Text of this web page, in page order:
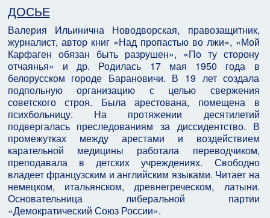
ДОСЬЕ
Валерия Ильинична Новодворская, правозащитник,
журналист, автор книг «Над пропастью во лжи», «Мой
Карфаген обязан быть разрушен», «По ту сторону
отчаянья» и др. Родилась 17 мая 1950 года в
белорусском городе Барановичи. В 19 лет создала
подпольную организацию с целью свержения
советского строя. Была арестована, помещена в
психбольницу. На протяжении десятилетий
подвергалась преследованиям за диссидентство. В
промежутках между арестами и воздействием
карательной медицины работала переводчиком,
преподавала в детских учреждениях. Свободно
владеет французским и английским языками. Читает на
немецком, итальянском, древнегреческом, латыни.
Основательница либеральной партии
«Демократический Союз России».